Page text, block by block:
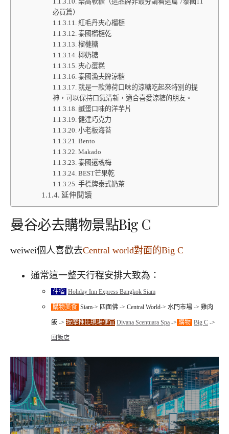
必買篇）
紅毛丹夾心榴槤
泰國榴槤乾
榴槤糖
椰奶糖
夾心蛋糕
泰國漁夫牌涼糖
就是一款薄荷口味的涼糖吃起來特別的提
神，可以保持口氣清新，適合喜愛涼糖的朋友。
鹹蛋口味的洋芋片
健達巧克力
小老板海苔
Bento
Makado
泰國還魂梅
BEST芒果乾
手標牌泰式奶茶
延伸閱讀
曼谷必去購物景點Big C
weiwei個人喜歡去Central world對面的Big C
通常這一整天行程安排大致為：
住宿 Holiday Inn Express Bangkok Siam
購物美食 Siam-> 四面佛 -> Central World-> 水門市場 -> 雞肉
飯 -> 按摩推比現場便宜 Divana Scentuara Spa -> 購物 Big C ->
回飯店